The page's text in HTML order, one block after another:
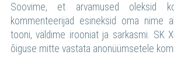
Soovime, et arvamused oleksid
kommenteerijad esineksid oma nime
tooni, väldime irooniat ja sarkasmi. SK
õiguse mitte vastata anonüümsetele